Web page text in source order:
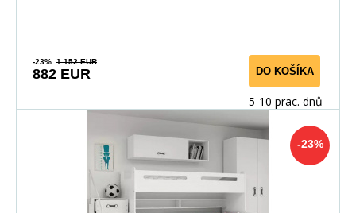
-23% 1 152 EUR
882 EUR DO KOŠÍKA
5-10 prac. dnů
-23%